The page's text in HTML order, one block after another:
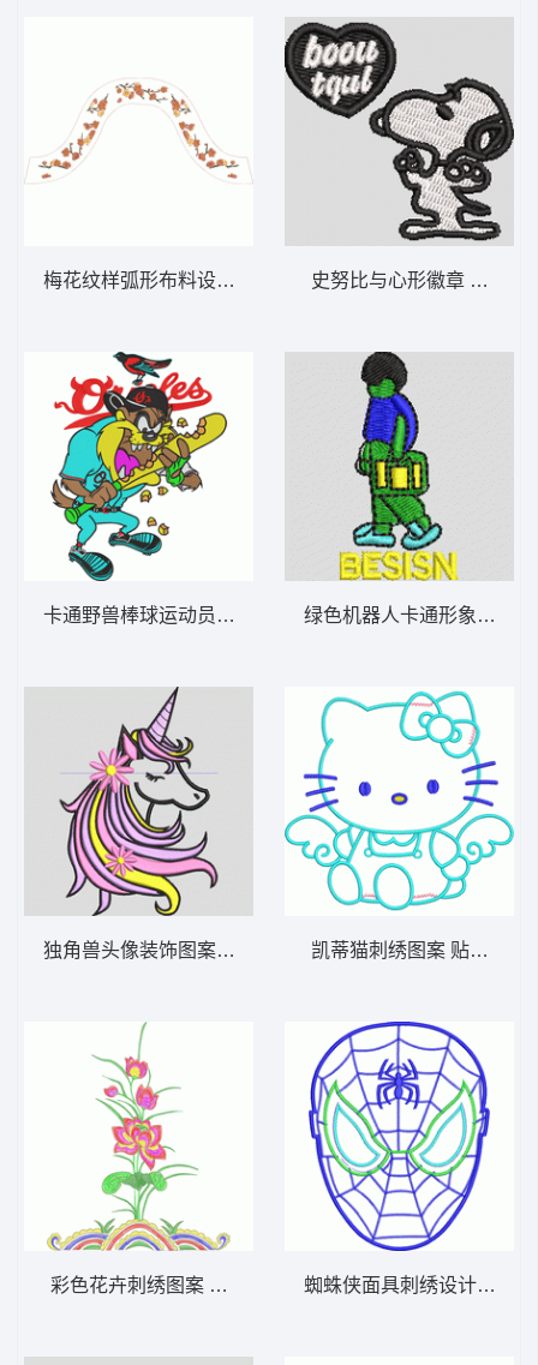
梅花纹样弧形布料设计图
卡通野兽棒球运动员挥棒
独角兽头像装饰图案 独角兽
彩色花卉刺绣图案 牡丹花
史努比与心形徽章 史路比
绿色机器人卡通形象 小人
凯蒂猫刺绣图案 贴布天使
蜘蛛侠面具刺绣设计图 蜘